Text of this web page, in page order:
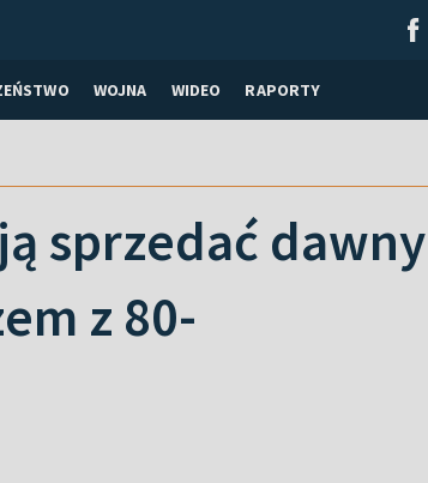
WOJNA WIDEO RAPORTY
sprzedać dawny
z 80-